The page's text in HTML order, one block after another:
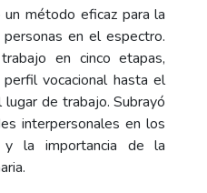
método eficaz para la
en el espectro.
en cinco etapas,
vocacional hasta el
de trabajo. Subrayó
interpersonales en los
y la importancia de la